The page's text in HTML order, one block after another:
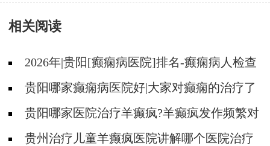
么治疗才好?
相关阅读
2026年|贵阳[癫痫病医院]排名-癫痫病人检查
对身体有影响吗?
贵阳哪家癫痫病医院好|大家对癫痫的治疗了
解吗?贵阳哪家医院治疗羊癫疯?羊癫疯发作频繁对
身体有什么危害?
贵州治疗儿童羊癫疯医院讲解哪个医院治疗